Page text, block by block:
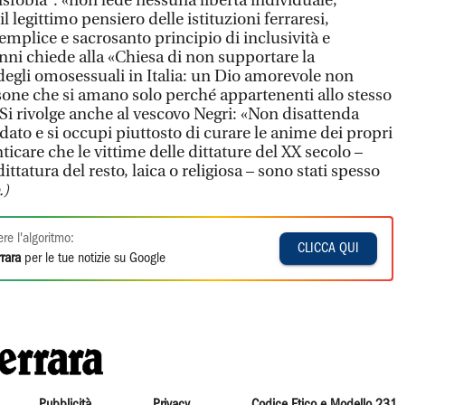
legittimo pensiero delle istituzioni ferraresi,
e sacrosanto principio di inclusività e
chiede alla «Chiesa di non supportare la
omosessuali in Italia: un Dio amorevole non
che si amano solo perché appartenenti allo stesso
rivolge anche al vescovo Negri: «Non disattenda
e si occupi piuttosto di curare le anime dei propri
che le vittime delle dittature del XX secolo –
del resto, laica o religiosa – sono stati spesso
l'algoritmo:
per le tue notizie su Google
CLICCA QUI